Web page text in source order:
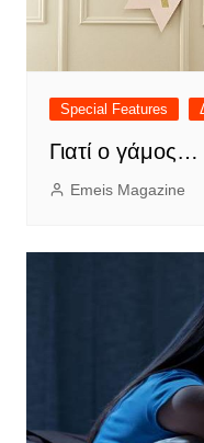
Special Features
Γιατί ο γάμος…
Emeis Magazine